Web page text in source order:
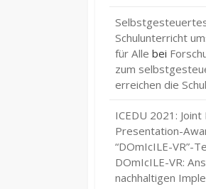
Schulunterricht
für Alle bei
zum
erreichen die
ICEDU 2021:
Presentation-
“DOmIcILE-VR”-
DOmIcILE-VR:
nachhaltigen